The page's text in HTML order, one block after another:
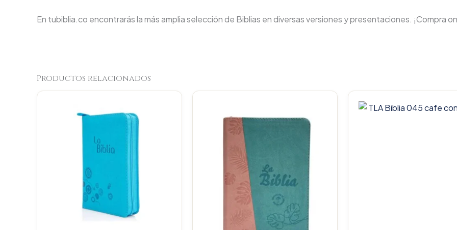
En tubiblia.co encontrarás la más amplia selección de Biblias en diversas versiones y presentaciones. ¡Compra
Productos relacionados
was:
$93.000.
$106.000.$100.700.